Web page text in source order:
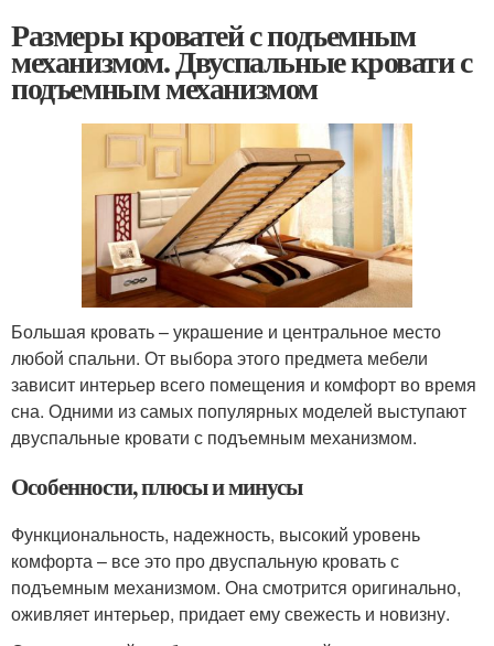
Размеры кроватей с подъемным
механизмом. Двуспальные кровати с
подъемным механизмом
Большая кровать – украшение и центральное место
любой спальни. От выбора этого предмета мебели
зависит интерьер всего помещения и комфорт во время
сна. Одними из самых популярных моделей выступают
двуспальные кровати с подъемным механизмом.
Особенности, плюсы и минусы
Функциональность, надежность, высокий уровень
комфорта – все это про двуспальную кровать с
подъемным механизмом. Она смотрится оригинально,
оживляет интерьер, придает ему свежесть и новизну.